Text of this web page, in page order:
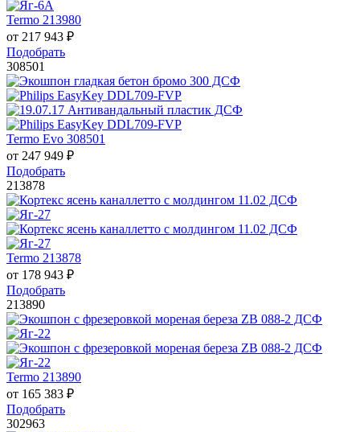
Termo 213980
от 217 943 ₽
Подобрать
308501
Termo Evo 308501
от 247 949 ₽
Подобрать
213878
Termo 213878
от 178 943 ₽
Подобрать
213890
Termo 213890
от 165 383 ₽
Подобрать
302963